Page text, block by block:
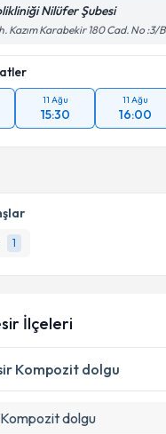
1
Nilüfer Şubesi
Kazım Karabekir 180 Cad. No :3/B
11 Ağu
15:30
11 Ağu
16:00
İlçeleri
Kompozit dolgu
Kompozit dolgu